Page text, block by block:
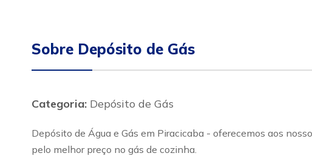
Sobre Depósito de Gás
Categoria: Depósito de Gás
Depósito de Água e Gás em Piracicaba - oferecemos aos
pelo melhor preço no gás de cozinha.